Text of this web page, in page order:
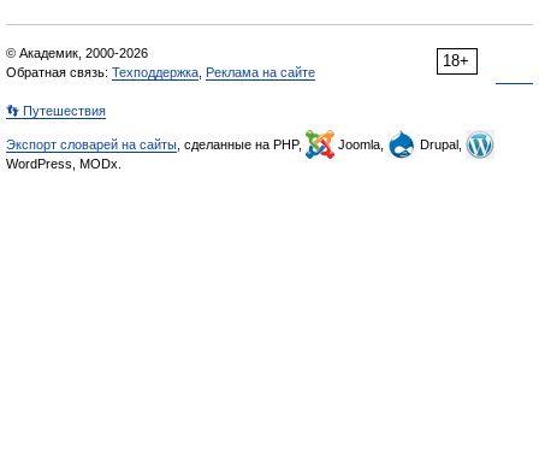
18+
© Академик, 2000-2026
Обратная связь: Техподдержка Реклама на сайте
👣 Путешествия
Экспорт словарей на сайты , сделанные на PHP, Joomla,
Drupal,
WordPress, MODx.